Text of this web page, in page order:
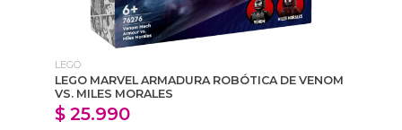
LEGO
LEGO MARVEL ARMADURA ROBÓTICA DE VENOM
VS. MILES MORALES
$ 25.990